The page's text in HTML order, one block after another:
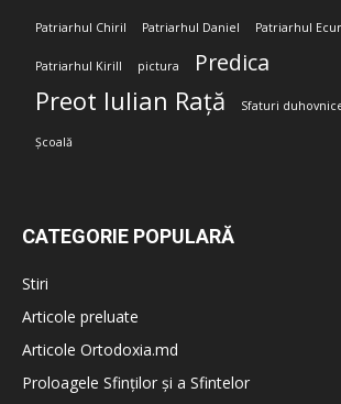
Patriarhul Chiril Patriarhul Daniel Patriarhul
Patriarhul Kirill pictura Predica
Preot Iulian Rață Sfaturi
Școală
CATEGORIE POPULARĂ
Stiri
Articole preluate
Articole Ortodoxia.md
Proloagele Sfinților și a Sfintelor